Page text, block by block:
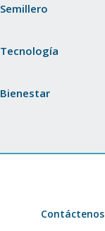
Semillero
Tecnología
Bienestar
Contáctenos